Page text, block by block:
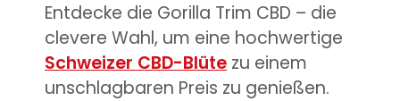
Entdecke die Gorilla Trim CBD – die
clevere Wahl, um eine hochwertige
Schweizer CBD-Blüte zu einem
unschlagbaren Preis zu genießen.